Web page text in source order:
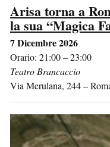
Arisa torna a
la sua “Magica
7 Dicembre 2026
Orario: 21:00 – 23:00
Teatro Brancaccio
Via Merulana, 244–